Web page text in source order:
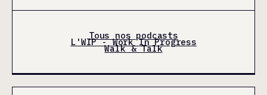
Tous nos podcasts
L'WIP - Work In Progress
Walk & Talk